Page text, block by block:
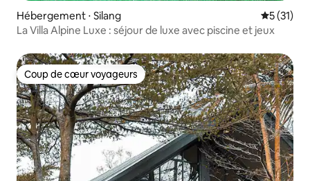
Hébergement ⋅ Silang
5 (31)
La Villa Alpine Luxe : séjour de luxe avec piscine et jeux
Coup de cœur voyageurs
Coup de cœur voyageurs